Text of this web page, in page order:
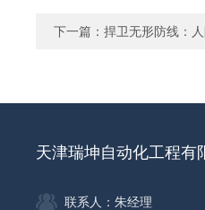
下一篇： 捍卫无形防线：
天津瑞坤自动化工程有
联系人：朱经理